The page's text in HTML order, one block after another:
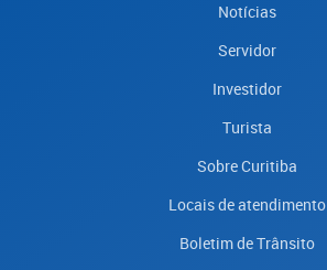
Notícias
Servidor
Investidor
Turista
Sobre Curitiba
Locais de atendimento
Boletim de Trânsito